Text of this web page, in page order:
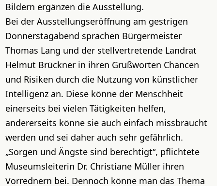
Bildern ergänzen die Ausstellung.
Bei der Ausstellungseröffnung am gestrigen
Donnerstagabend sprachen Bürgermeister
Thomas Lang und der stellvertretende Landrat
Helmut Brückner in ihren Grußworten Chancen
und Risiken durch die Nutzung von künstlicher
Intelligenz an. Diese könne der Menschheit
einerseits bei vielen Tätigkeiten helfen,
andererseits könne sie auch einfach missbraucht
werden und sei daher auch sehr gefährlich.
„Sorgen und Ängste sind berechtigt“, pflichtete
Museumsleiterin Dr. Christiane Müller ihren
Vorrednern bei. Dennoch könne man das Thema